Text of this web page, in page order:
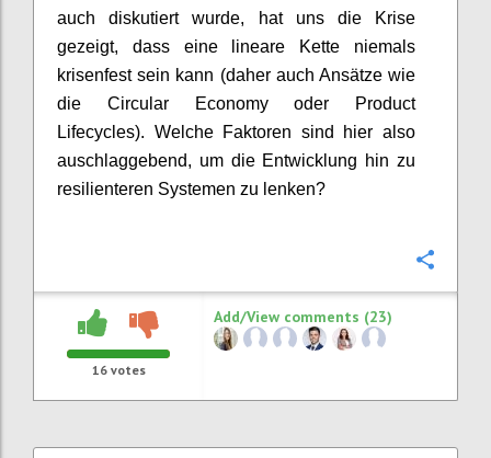
auch diskutiert wurde, hat uns die Krise
gezeigt, dass eine
lineare
Kette niemals
krisenfest sein kann (daher auch Ansätze wie
die CircularEconomy oder
Product
Lifecycles). Welche Faktoren sind hier also
auschlaggebend, um die Entwicklung hin zu
resilienteren Systemen zu lenken?
16votes
Add/View comments (23)